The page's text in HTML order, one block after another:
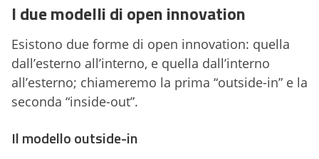
I due modelli di open innovation
Esistono due forme di open innovation: quella
dall’esterno all’interno, e quella dall’interno
all’esterno; chiameremo la prima “outside-in” e la
seconda “inside-out”.
Il modello outside-in